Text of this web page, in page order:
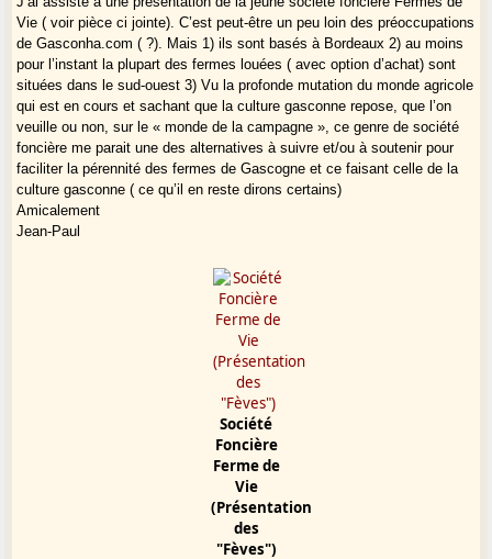
Vie ( voir pièce ci jointe). C’est peut-être un peu loin des préoccupations
de Gasconha.com ( ?). Mais 1) ils sont basés à Bordeaux 2) au moins
pour l’instant la plupart des fermes louées ( avec option d’achat) sont
situées dans le sud-ouest 3) Vu la profonde mutation du monde agricole
qui est en cours et sachant que la culture gasconne repose, que l’on
veuille ou non, sur le « monde de la campagne », ce genre de société
foncière me parait une des alternatives à suivre et/ou à soutenir pour
faciliter la pérennité des fermes de Gascogne et ce faisant celle de la
culture gasconne ( ce qu’il en reste dirons certains)
Amicalement
Jean-Paul
Société
Foncière
Ferme de
Vie
(Présentation
des
"Fèves")